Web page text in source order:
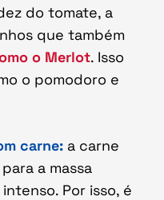
do tomate, a
que também
o Merlot. Isso
o pomodoro e
carne: a carne
a massa
Por isso, é